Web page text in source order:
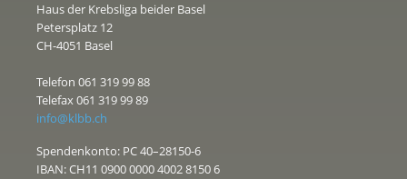
Haus der Krebsliga beider Basel
Petersplatz 12
CH-4051 Basel
Telefon 061 319 99 88
Telefax 061 319 99 89
info@klbb.ch
Spendenkonto: PC 40–28150-6
IBAN: CH11 0900 0000 4002 8150 6